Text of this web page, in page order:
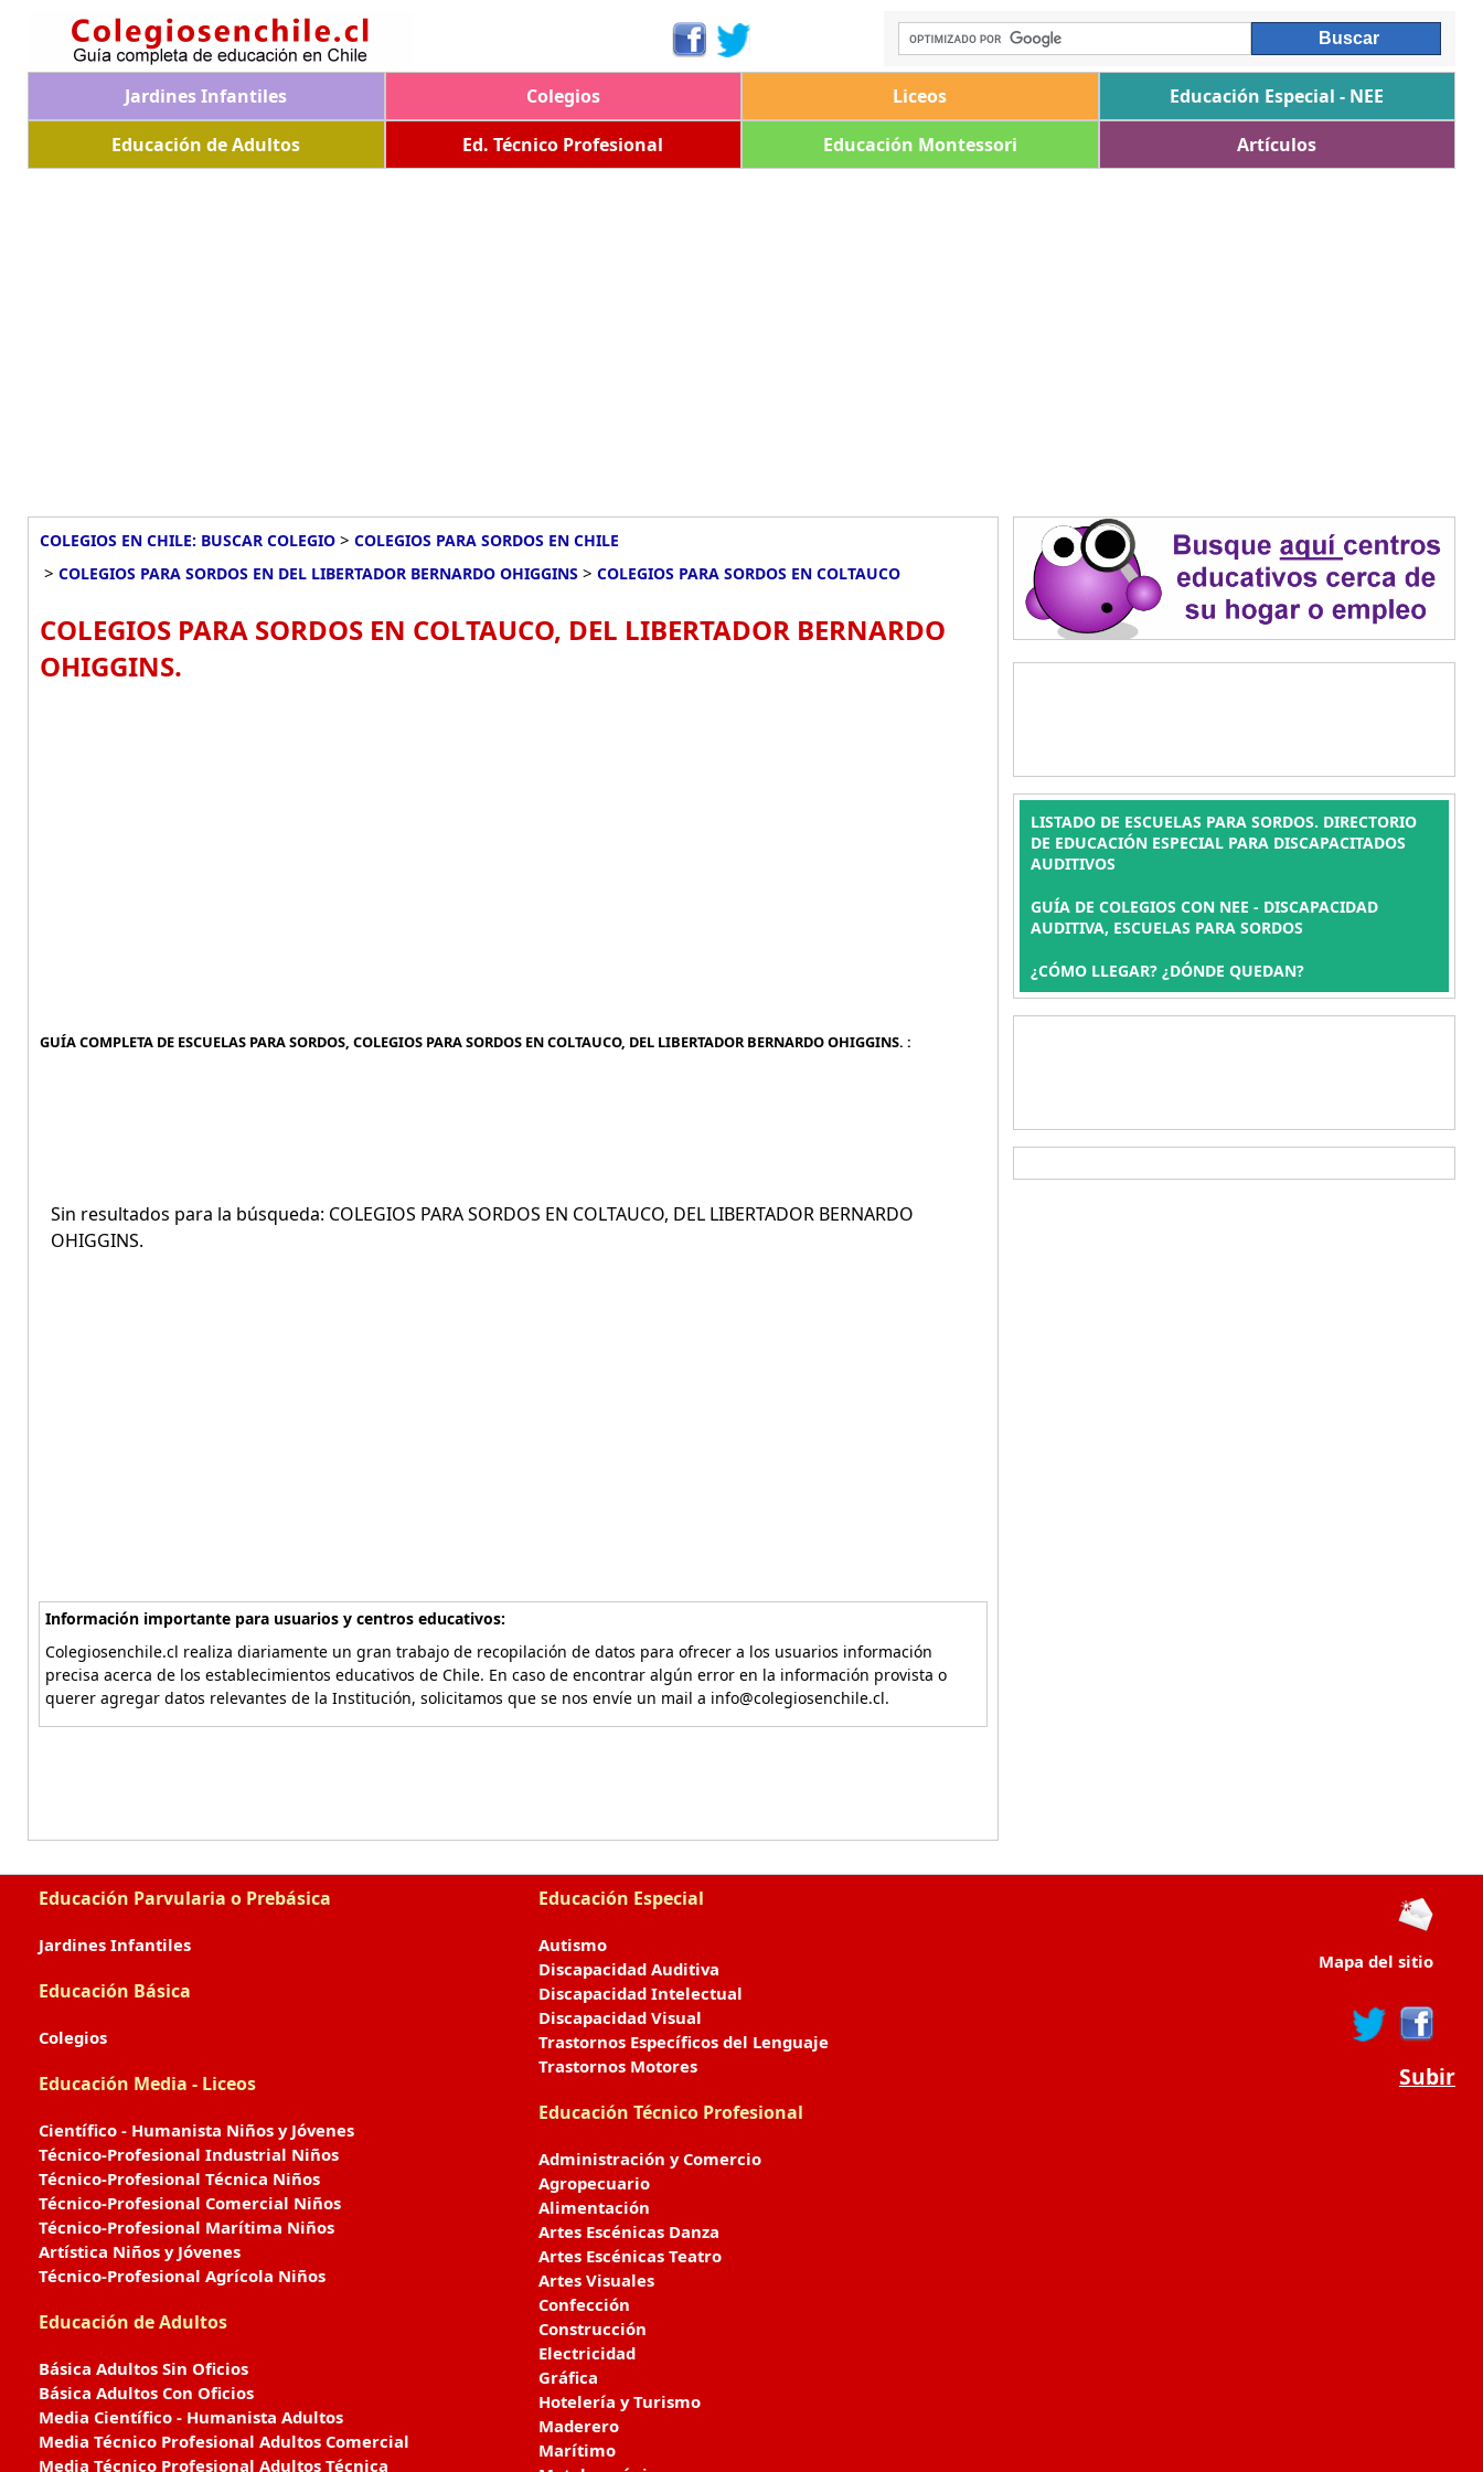
Jardines Infantiles Colegios Liceos
Educación Especial - NEE
Educación de Adultos
Ed. Técnico Profesional Educación Montessori Artículos
COLEGIOS EN CHILE: BUSCAR COLEGIO > COLEGIOS PARA SORDOS EN CHILE
> COLEGIOS PARA SORDOS EN DEL LIBERTADOR BERNARDO OHIGGINS > COLEGIOS PARA SORDOS EN COLTAUCO
COLEGIOS PARA SORDOS EN COLTAUCO, DEL LIBERTADOR BERNARDO
OHIGGINS.
GUÍA COMPLETA DE ESCUELAS PARA SORDOS, COLEGIOS PARA SORDOS EN COLTAUCO, DEL LIBERTADOR BERNARDO OHIGGINS. :
Sin resultados para la búsqueda: COLEGIOS PARA SORDOS EN COLTAUCO, DEL LIBERTADOR BERNARDO
OHIGGINS.
Información importante para usuarios y centros educativos:
Colegiosenchile.cl realiza diariamente un gran trabajo de recopilación de datos para ofrecer a los usuarios información
precisa acerca de los establecimientos educativos de Chile. En caso de encontrar algún error en la información provista o
querer agregar datos relevantes de la Institución, solicitamos que se nos envíe un mail a info@colegiosenchile.cl.
LISTADO DE ESCUELAS PARA SORDOS. DIRECTORIO
DE EDUCACIÓN ESPECIAL PARA DISCAPACITADOS
AUDITIVOS
GUÍA DE COLEGIOS CON NEE - DISCAPACIDAD
AUDITIVA, ESCUELAS PARA SORDOS
¿CÓMO LLEGAR? ¿DÓNDE QUEDAN?
Educación Parvularia o Prebásica
Jardines Infantiles
Educación Básica
Colegios
Educación Media - Liceos
Científico - Humanista Niños y Jóvenes
Técnico-Profesional Industrial Niños
Técnico-Profesional Técnica Niños
Técnico-Profesional Comercial Niños
Técnico-Profesional Marítima Niños
Artística Niños y Jóvenes
Técnico-Profesional Agrícola Niños
Educación de Adultos
Básica Adultos Sin Oficios
Básica Adultos Con Oficios
Media Científico - Humanista Adultos
Media Técnico Profesional Adultos Comercial
Media Técnico Profesional Adultos Técnica
Educación Especial
Autismo
Discapacidad Auditiva
Discapacidad Intelectual
Discapacidad Visual
Trastornos Específicos del Lenguaje
Trastornos Motores
Educación Técnico Profesional
Administración y Comercio
Agropecuario
Alimentación
Artes Escénicas Danza
Artes Escénicas Teatro
Artes Visuales
Confección
Construcción
Electricidad
Gráfica
Hotelería y Turismo
Maderero
Marítimo
Mapa del sitio
Subir